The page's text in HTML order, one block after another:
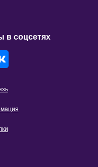
в соцсетях